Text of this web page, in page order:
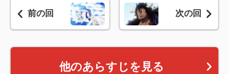
前の回 次の回
他のあらすじを見る